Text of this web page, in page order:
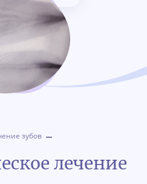
зубов
лечение